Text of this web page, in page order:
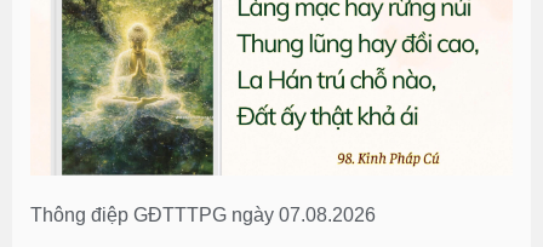
Thông điệp GĐTTTPG ngày 07.08.2026